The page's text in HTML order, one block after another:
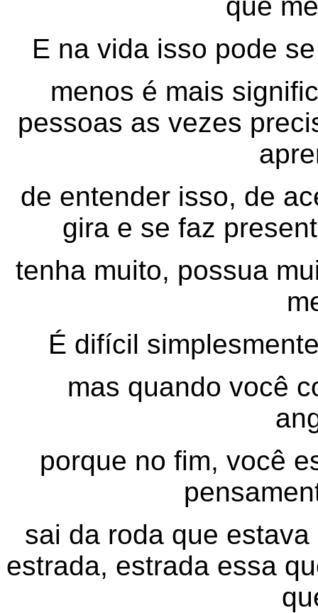
E na vida isso pode
menos é mais
pessoas as vezes
de entender isso, de
gira e se faz
tenha muito, possua
É difícil
mas quando você
porque no fim, você
sai da roda que
estrada, estrada essa